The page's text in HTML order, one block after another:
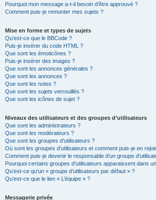
Pourquoi mon message a-t-il besoin d’être approuvé ?
Comment puis-je remonter mes sujets ?
Mise en forme et types de sujets
Qu’est-ce que le BBCode ?
Puis-je insérer du code HTML ?
Que sont les émoticônes ?
Puis-je insérer des images ?
Que sont les annonces générales ?
Que sont les annonces ?
Que sont les notes ?
Que sont les sujets verrouillés ?
Que sont les icônes de sujet ?
Niveaux des utilisateurs et des groupes d’utilisateurs
Que sont les administrateurs ?
Que sont les modérateurs ?
Que sont les groupes d’utilisateurs ?
Où sont les groupes d’utilisateurs et comment puis-je en
Comment puis-je devenir le responsable d’un groupe
Pourquoi certains groupes d’utilisateurs apparaissent dans
Qu’est-ce qu’un « groupe d’utilisateurs par défaut » ?
Qu’est-ce que le lien « L’équipe » ?
Messagerie privée